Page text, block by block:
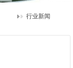
行业新闻